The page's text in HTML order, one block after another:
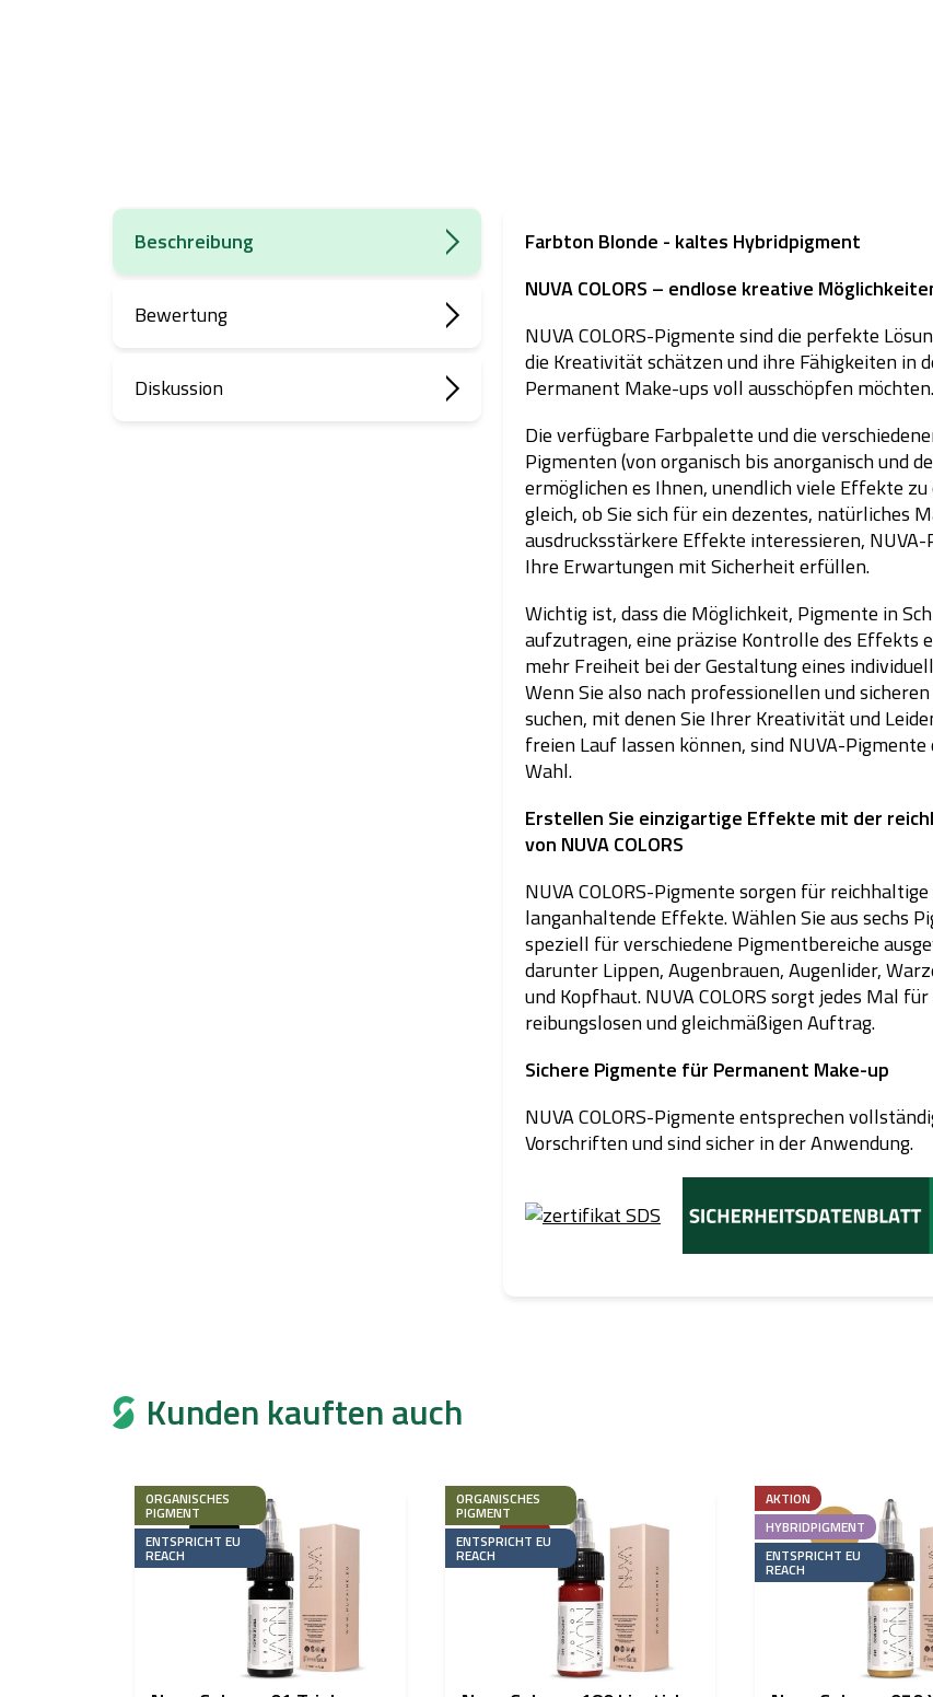
Beschreibung
Bewertung
Diskussion
Farbton Blonde - kaltes Hybridpigment
NUVA COLORS – endlose kreative
NUVA COLORS-Pigmente sind die perfekte
die Kreativität schätzen und ihre Fähigkeiten in
Permanent Make-ups voll ausschöpfen möchten.
Die verfügbare Farbpalette und die
Pigmenten (von organisch bis anorganisch und
ermöglichen es Ihnen, unendlich viele Effekte zu
gleich, ob Sie sich für ein dezentes, natürliches
ausdrucksstärkere Effekte interessieren,
Ihre Erwartungen mit Sicherheit erfüllen.
Wichtig ist, dass die Möglichkeit, Pigmente in
aufzutragen, eine präzise Kontrolle des Effekts
mehr Freiheit bei der Gestaltung eines
Wenn Sie also nach professionellen und
suchen, mit denen Sie Ihrer Kreativität und
freien Lauf lassen können, sind NUVA-
Wahl.
Erstellen Sie einzigartige Effekte mit der
von NUVA COLORS
NUVA COLORS-Pigmente sorgen für
langanhaltende Effekte. Wählen Sie aus sechs
speziell für verschiedene Pigmentbereiche
darunter Lippen, Augenbrauen, Augenlider,
und Kopfhaut. NUVA COLORS sorgt jedes Mal
reibungslosen und gleichmäßigen Auftrag.
Sichere Pigmente für Permanent Make-up
NUVA COLORS-Pigmente entsprechen
Vorschriften und sind sicher in der Anwendung.
Kunden kauften auch
ORGANISCHES
PIGMENT
ENTSPRICHT EU
REACH
ORGANISCHES
PIGMENT
ENTSPRICHT EU
REACH
AKTION
HYBRIDPIGMENT
ENTSPRICHT EU
REACH